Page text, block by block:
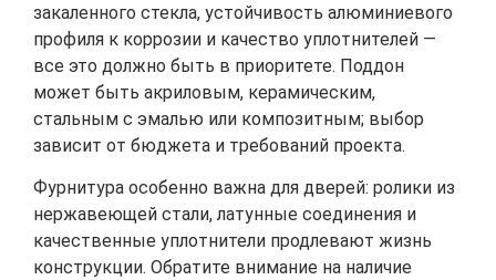
закаленного стекла, устойчивость алюминиевого
профиля к коррозии и качество уплотнителей —
все это должно быть в приоритете. Поддон
может быть акриловым, керамическим,
стальным с эмалью или композитным; выбор
зависит от бюджета и требований проекта.
Фурнитура особенно важна для дверей: ролики из
нержавеющей стали, латунные соединения и
качественные уплотнители продлевают жизнь
конструкции. Обратите внимание на наличие